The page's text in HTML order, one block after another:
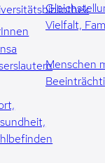
Vielfalt,
Menschen